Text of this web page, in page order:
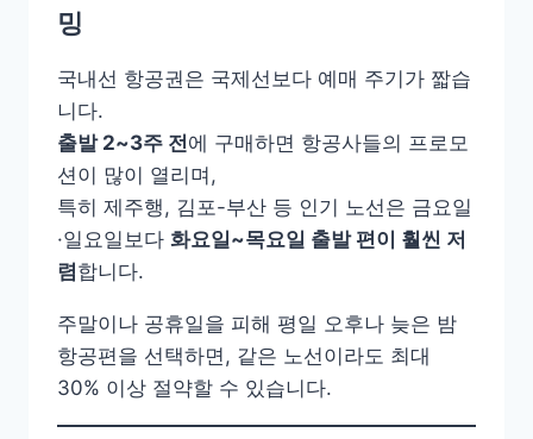
밍
국내선 항공권은 국제선보다 예매 주기가 짧습
니다.
출발 2~3주 전에 구매하면 항공사들의 프로모
션이 많이 열리며,
특히 제주행, 김포-부산 등 인기 노선은 금요일
·일요일보다 화요일~목요일 출발 편이 훨씬 저
렴합니다.
주말이나 공휴일을 피해 평일 오후나 늦은 밤
항공편을 선택하면, 같은 노선이라도 최대
30% 이상 절약할 수 있습니다.